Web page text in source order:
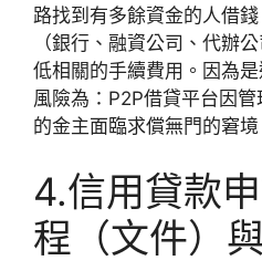
路找到有多餘資金的人借
（銀行、融資公司、代辦
低相關的手續費用。因為
風險為：P2P借貸平台因
的金主面臨求償無門的窘境
4.信用貸款
程（文件）